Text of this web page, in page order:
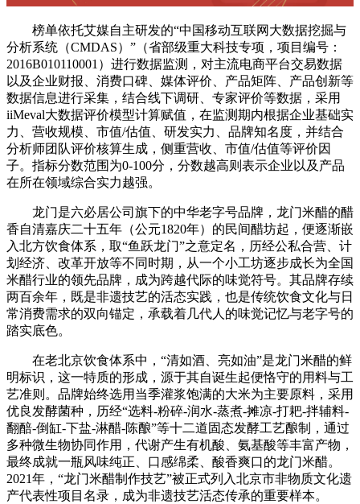
榜单依托艾媒自主研发的“中国移动互联网大数据挖掘与
分析系统（CMDAS）”（省部级重大科技专项，项目编号：
2016B010110001）进行数据监测，对主流电商平台交易数据
以及企业财报、消费口碑、媒体评价、产品矩阵、产品创新等
数据信息进行采集，结合线下调研、专家评价等数据，采用
iiMeval大数据评价模型计算赋值，在监测期内根据企业基础实
力、营收规模、市值/估值、研发实力、品牌知名度，并结合
分析师团队评价核算生成，侧重营收、市值/估值等评价因
子。指标分数范围为0-100分，分数越高则表示企业以及产品
在所在领域综合实力越强。
龙门是六必居公司旗下的中华老字号品牌，龙门米醋的醋
香自清嘉庆二十五年（公元1820年）的民间醋坊起，便逐渐嵌
入北方饮食体系，取“鱼跃龙门”之意定名，历经公私合营、计
划经济、改革开放等不同时期，从一个小工坊逐步成长为全国
米醋行业的领先品牌，成为跨越代际的味觉符号。其品牌存续
两百余年，既是非遗技艺的活态实践，也是传统饮食文化与日
常消费需求的双向锚定，承载着几代人的味觉记忆与老字号的
踏实底色。
在老北京饮食体系中，“清如酒、亮如油”是龙门米醋的鲜
明标识，这一特质的形成，源于其自诞生起便恪守的用料与工
艺准则。品牌始终选用当季灌浆饱满的大米为主要原料，采用
优良发酵菌种，历经“选料-粉碎-润水-蒸煮-摊凉-打耙-拌辅料-
翻醅-倒缸-下盐-淋醋-陈酿”等十二道固态发酵工艺酿制，通过
多种微生物协同作用，代谢产生有机酸、氨基酸等丰富产物，
最终成就一瓶风味纯正、口感绵柔、酸香爽口的龙门米醋。
2021年，“龙门米醋制作技艺”被正式列入北京市非物质文化遗
产代表性项目名录，成为非遗技艺活态传承的重要样本。